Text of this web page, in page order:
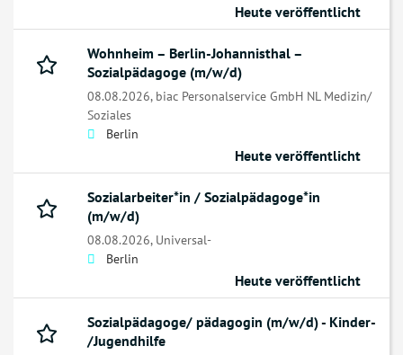
Heute veröffentlicht
Wohnheim – Berlin-Johannisthal –
Sozialpädagoge (m/w/d)
08.08.2026, biac Personalservice GmbH NL Medizin/
Soziales
Berlin
Heute veröffentlicht
Sozialarbeiter*in / Sozialpädagoge*in
(m/w/d)
08.08.2026, Universal-
Berlin
Heute veröffentlicht
Sozialpädagoge/ pädagogin (m/w/d) - Kinder-
/Jugendhilfe